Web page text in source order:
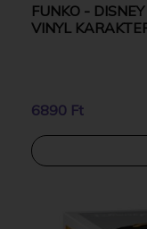
FUNKO -
VINYL
6890 Ft